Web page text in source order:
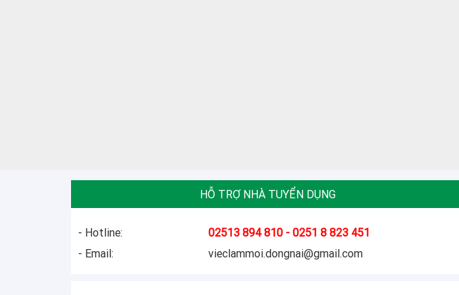
HỖ TRỢ NHÀ TUYỂN DỤNG
- Hotline:
02513 894 810 - 0251 8 823 451
- Email:
vieclammoi.dongnai@gmail.com